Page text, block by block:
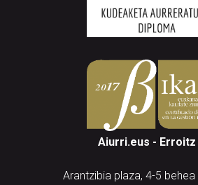
Aiurri.eus - Erroitz
Arantzibia plaza, 4-5 behea